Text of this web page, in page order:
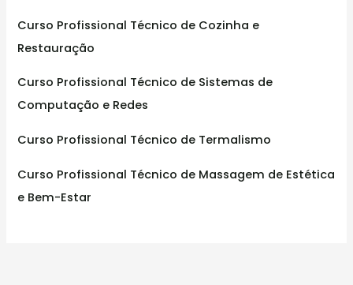
Curso Profissional Técnico de Cozinha e
Restauração
Curso Profissional Técnico de Sistemas de
Computação e Redes
Curso Profissional Técnico de Termalismo
Curso Profissional Técnico de Massagem de Estética
e Bem-Estar